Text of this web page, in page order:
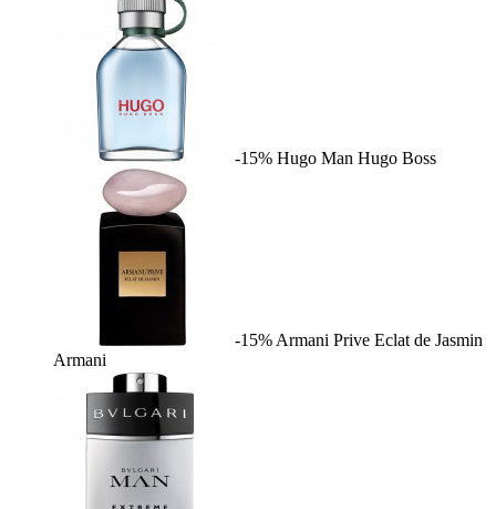
-15% Hugo Man Hugo Boss
-15% Armani Prive Eclat de Jasmin
Armani